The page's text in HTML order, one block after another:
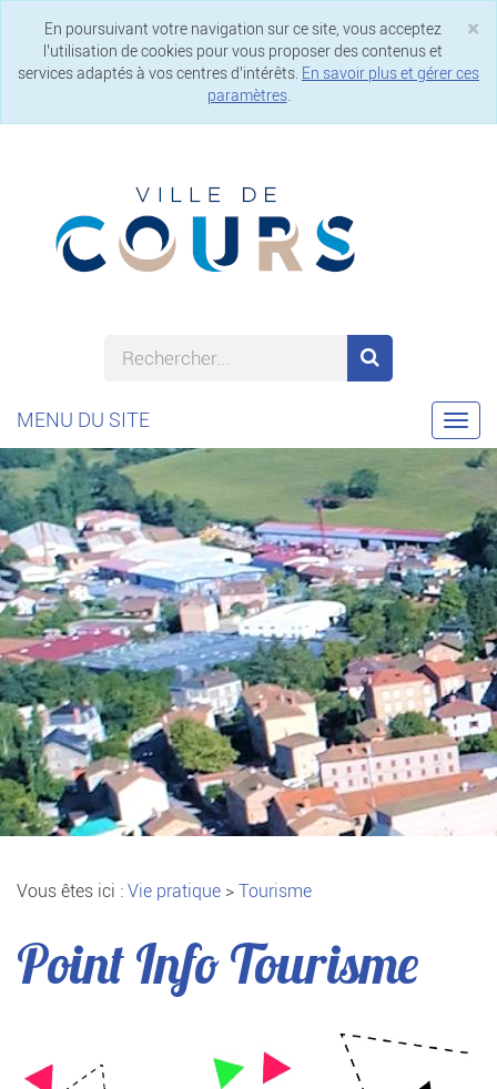
×
En poursuivant votre navigation sur ce site, vous acceptez
l’utilisation de cookies pour vous proposer des contenus et
services adaptés à vos centres d’intérêts. En savoir plus et gérer ces
paramètres.
MENU DU SITE
Vous êtes ici : Vie pratique > Tourisme
Point Info Tourisme